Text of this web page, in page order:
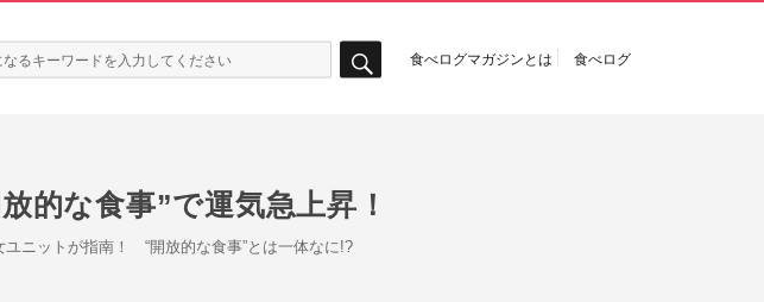
食べログマガジンとは 食べログ
的な食事”で運気急上昇！
ニットが指南！ “開放的な食事”とは一体なに!?